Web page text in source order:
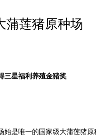
蒲莲猪原种场
三星福利养殖金猪奖
始是唯一的国家级大蒲莲猪